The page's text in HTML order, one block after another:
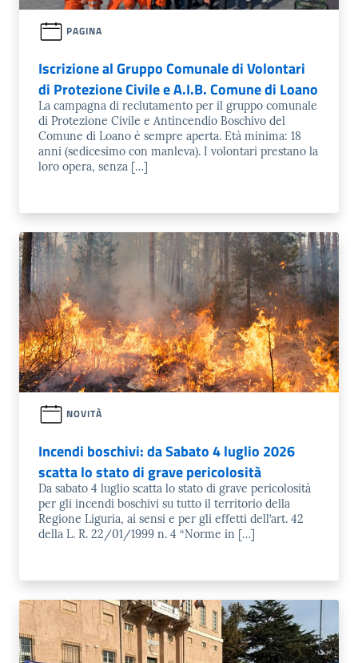
PAGINA
Iscrizione al Gruppo Comunale di Volontari
di Protezione Civile e A.I.B. Comune di Loano
La campagna di reclutamento per il gruppo comunale
di Protezione Civile e Antincendio Boschivo del
Comune di Loano è sempre aperta. Età minima: 18
anni (sedicesimo con manleva). I volontari prestano la
loro opera, senza […]
NOVITÀ
Incendi boschivi: da Sabato 4 luglio 2026
scatta lo stato di grave pericolosità
Da sabato 4 luglio scatta lo stato di grave pericolosità
per gli incendi boschivi su tutto il territorio della
Regione Liguria, ai sensi e per gli effetti dell’art. 42
della L. R. 22/01/1999 n. 4 “Norme in […]